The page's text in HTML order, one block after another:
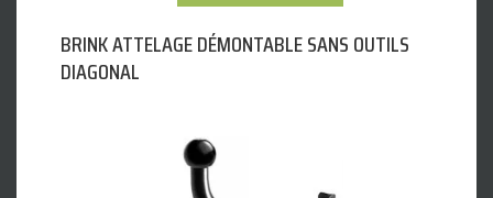
BRINK ATTELAGE DÉMONTABLE SANS OUTILS
DIAGONAL